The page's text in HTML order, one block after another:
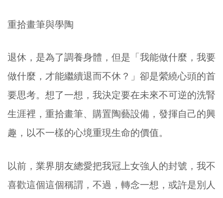
重拾畫筆與學陶
退休，是為了調養身體，但是「我能做什麼，我要
做什麼，才能繼續退而不休？」卻是縈繞心頭的首
要思考。想了一想，我決定要在未來不可逆的洗腎
生涯裡，重拾畫筆、購置陶藝設備，發揮自己的興
趣，以不一樣的心境重現生命的價值。
以前，業界朋友總愛把我冠上女強人的封號，我不
喜歡這個這個稱謂，不過，轉念一想，或許是別人